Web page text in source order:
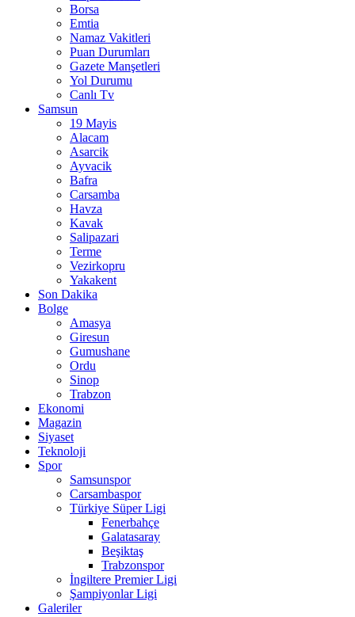
Borsa
Emtia
Namaz Vakitleri
Puan Durumları
Gazete Manşetleri
Yol Durumu
Canlı Tv
Samsun
19 Mayis
Alacam
Asarcik
Ayvacik
Bafra
Carsamba
Havza
Kavak
Salipazari
Terme
Vezirkopru
Yakakent
Son Dakika
Bolge
Amasya
Giresun
Gumushane
Ordu
Sinop
Trabzon
Ekonomi
Magazin
Siyaset
Teknoloji
Spor
Samsunspor
Carsambaspor
Türkiye Süper Ligi
Fenerbahçe
Galatasaray
Beşiktaş
Trabzonspor
İngiltere Premier Ligi
Şampiyonlar Ligi
Galeriler